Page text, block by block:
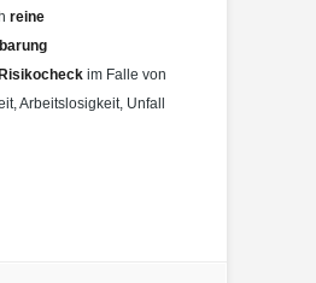
reine
Risikocheck im Falle von
Arbeitslosigkeit, Unfall